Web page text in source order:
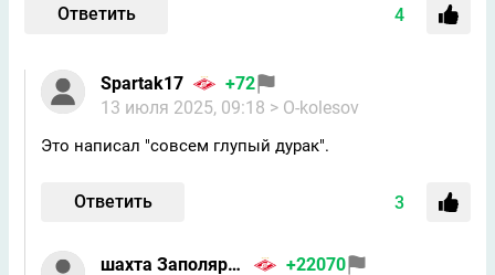
Ответить 4
Spartak17
+72
13 июля 2025, 09:18 > O-kolesov
Это написал "совсем глупый дурак".
Ответить 3
шахта Заполярная
+22070